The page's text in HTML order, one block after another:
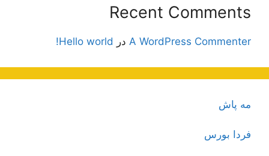
Recent Comments
A WordPress Commenter در Hello world!
مه پاش
فردا بورس